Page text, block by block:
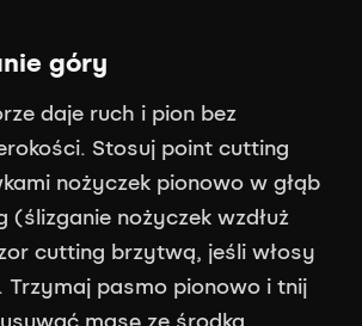
góry
daje ruch i pion bez
Stosuj point cutting
nożyczek pionowo w głąb
(ślizganie nożyczek wzdłuż
cutting brzytwą, jeśli włosy
Trzymaj pasmo pionowo i tnij